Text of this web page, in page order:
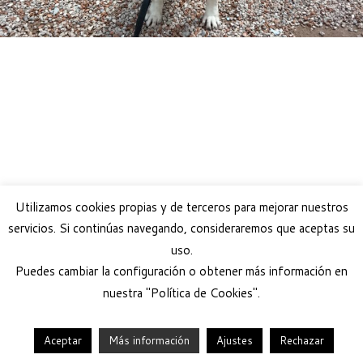
© 2026 Help Guau ·Funciona con · Diseñado con el Tema Customizr
Utilizamos cookies propias y de terceros para mejorar nuestros
servicios. Si continúas navegando, consideraremos que aceptas su
uso.
Puedes cambiar la configuración o obtener más información en
nuestra "Política de Cookies".
Aceptar Más información Ajustes Rechazar